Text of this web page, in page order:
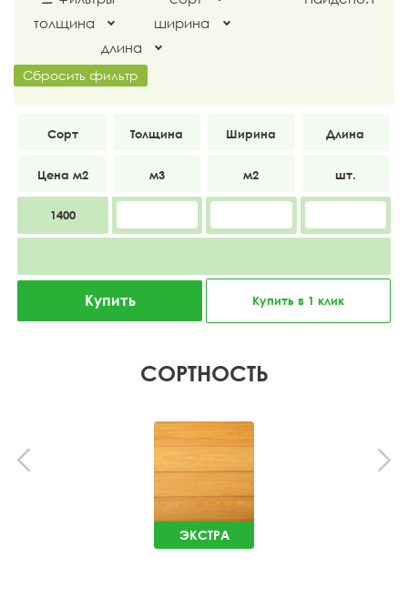
толщина
ширина
длина
Сбросить фильтр
АВ 14 138 4000
1400
Купить Купить в 1 клик
СОРТНОСТЬ
ЭКСТРА